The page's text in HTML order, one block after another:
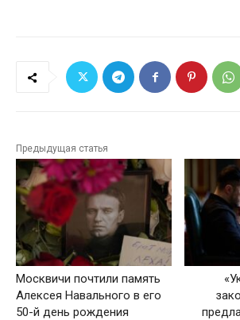
Предыдущая статья
Москвичи почтили память
Алексея Навального в его
50-й день рождения